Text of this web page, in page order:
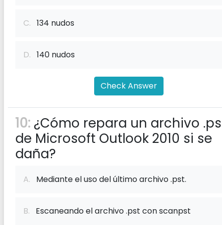
C. 134 nudos
D. 140 nudos
Check Answer
10: ¿Cómo repara un archivo
de Microsoft Outlook 2010 si se
daña?
A. Mediante el uso del último archivo .pst.
B. Escaneando el archivo .pst con scanpst